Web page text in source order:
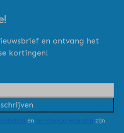
en ontvang het
kortingen!
en servicevoorwaarden zijn